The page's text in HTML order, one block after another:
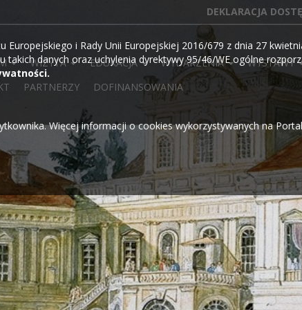
DEKLARACJA
WIZYTA EDUKACJA WYDARZENIA WYSTAWY
PARTNERZY DOFINANSOWANIA
i Rady Unii Europejskiej 2016/679 z dnia 27
danych oraz uchylenia dyrektywy 95/46/WE ogólne
Więcej informacji o cookies wykorzystywanych na